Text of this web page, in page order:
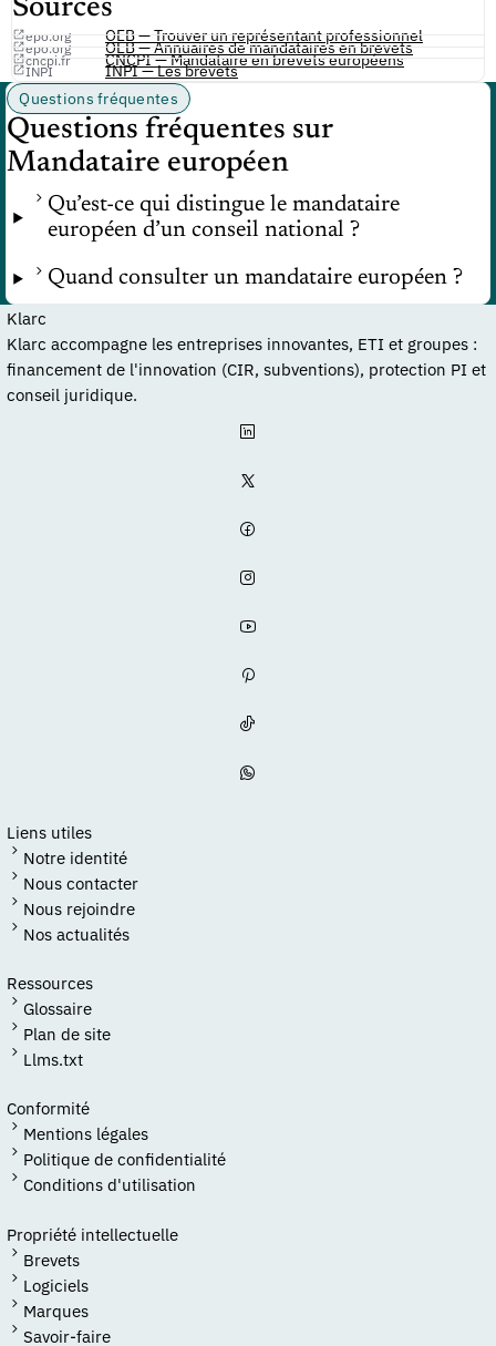
Sources
epo.org OEB — Trouver un représentant professionnel
epo.org OEB — Annuaires de mandataires en brevets
cncpi.fr CNCPI — Mandataire en brevets européens
INPI
INPI — Les brevets
Questions fréquentes
Questions fréquentes sur
Mandataire européen
Qu’est-ce qui distingue le mandataire
européen d’un conseil national ?
Quand consulter un mandataire européen ?
Klarc
Klarc accompagne les entreprises innovantes, ETI et groupes :
financement de l'innovation (CIR, subventions), protection PI et
conseil juridique.
Liens utiles
Notre identité
Nous contacter
Nous rejoindre
Nos actualités
Ressources
Glossaire
Plan de site
Llms.txt
Conformité
Mentions légales
Politique de confidentialité
Conditions d'utilisation
Propriété intellectuelle
Brevets
Logiciels
Marques
Savoir-faire